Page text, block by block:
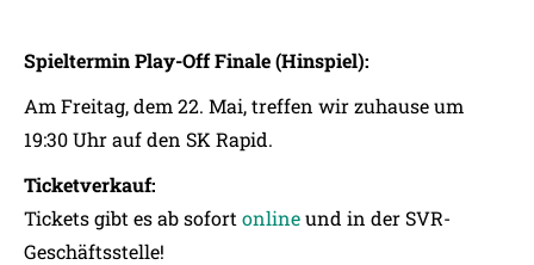
Spieltermin Play-Off Finale (Hinspiel):
Am Freitag, dem 22. Mai, treffen wir zuhause um
19:30 Uhr auf den SK Rapid.
Ticketverkauf:
Tickets gibt es ab sofort onlineund in der SVR-
Geschäftsstelle!